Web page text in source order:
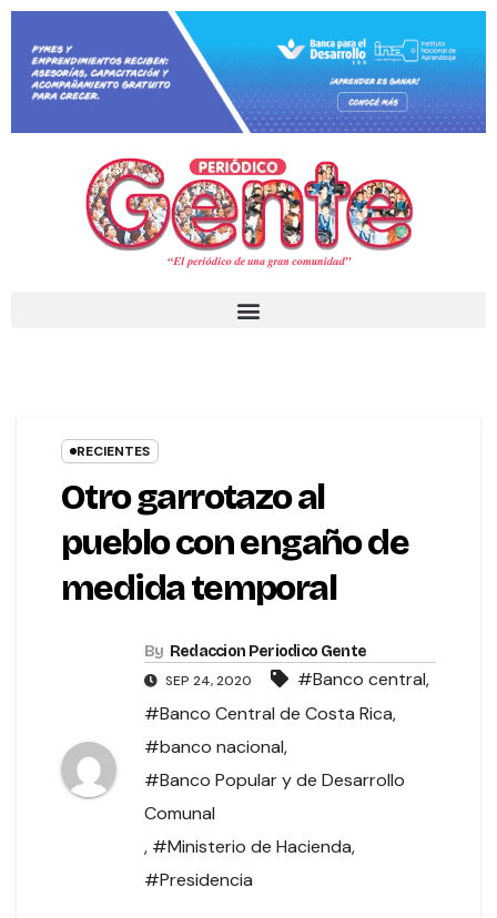
RECIENTES
Otro garrotazo al
pueblo con engaño de
medida temporal
By Redaccion Periodico Gente
SEP 24, 2020 #Banco central,
#Banco Central de Costa Rica,
#banco nacional,
#Banco Popular y de Desarrollo
Comunal
, #Ministerio de Hacienda,
#Presidencia